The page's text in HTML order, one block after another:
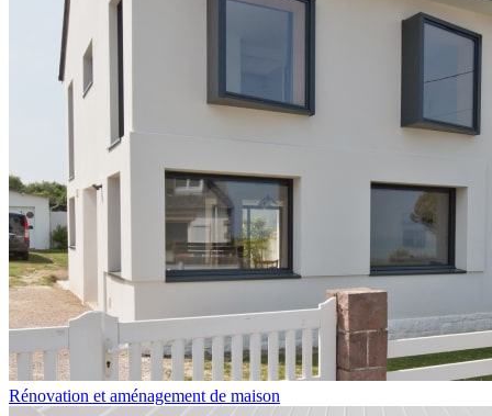
Rénovation et aménagement de maison